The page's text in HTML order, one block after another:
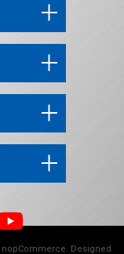
nopCommerce. Designed